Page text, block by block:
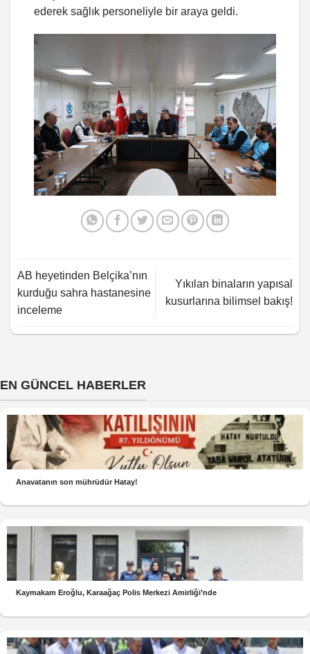
ederek sağlık personeliyle bir araya geldi.
AB heyetinden Belçika’nın
kurduğu sahra hastanesine
inceleme
Yıkılan binaların yapısal
kusurlarına bilimsel bakış!
EN GÜNCEL HABERLER
Anavatanın son mührüdür Hatay!
Kaymakam Eroğlu, Karaağaç Polis Merkezi Amirliği’nde